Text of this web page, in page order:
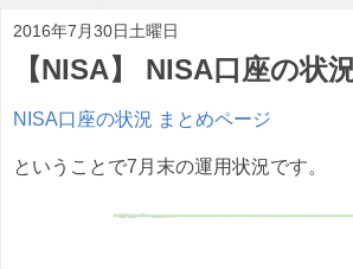
2016年7月30日土曜日
【NISA】 NISA口座の状
NISA口座の状況 まとめページ
ということで7月末の運用状況です。